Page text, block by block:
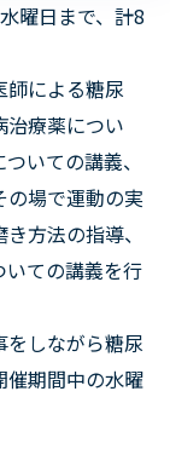
曜日まで、計8
師による糖尿
治療薬につい
いての講義、
の場で運動の実
方法の指導、
ての講義を行
しながら糖尿
催期間中の水曜